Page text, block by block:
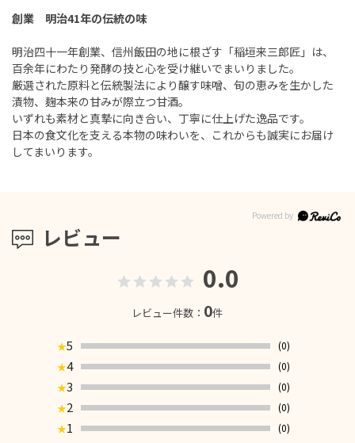
創業 明治41年の伝統の味
明治四十一年創業、信州飯田の地に根ざす「稲垣来三郎匠」は、
百余年にわたり発酵の技と心を受け継いでまいりました。
厳選された原料と伝統製法により醸す味噌、旬の恵みを生かした
漬物、麹本来の甘みが際立つ甘酒。
いずれも素材と真摯に向き合い、丁寧に仕上げた逸品です。
日本の食文化を支える本物の味わいを、これからも誠実にお届け
してまいります。
レビュー
0.0
レビュー件数： 0件
★5
(0)
★4
(0)
★3
(0)
★2
(0)
★1 (0)